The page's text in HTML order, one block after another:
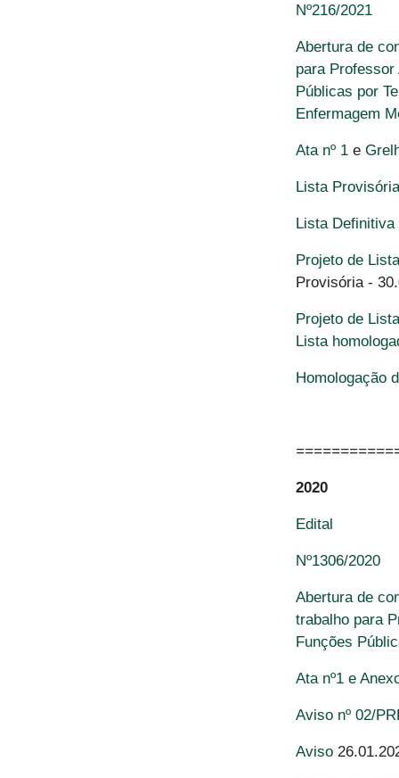
Nº216/2021
Abertura de
para Professor
Públicas por
Enfermagem
Ata nº 1 e
Lista
Lista
Projeto de
Provisória -
Projeto de
Lista
Homologação
2020
Edital
Nº1306/2020
Abertura de
trabalho para
Funções
Ata nº1 e
Aviso nº 02/
Aviso